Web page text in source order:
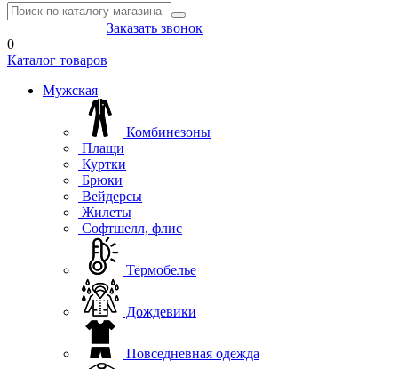
Заказать звонок
0
Каталог товаров
Мужская
Комбинезоны
Плащи
Куртки
Брюки
Вейдерсы
Жилеты
Софтшелл, флис
Термобелье
Дождевики
Повседневная одежда